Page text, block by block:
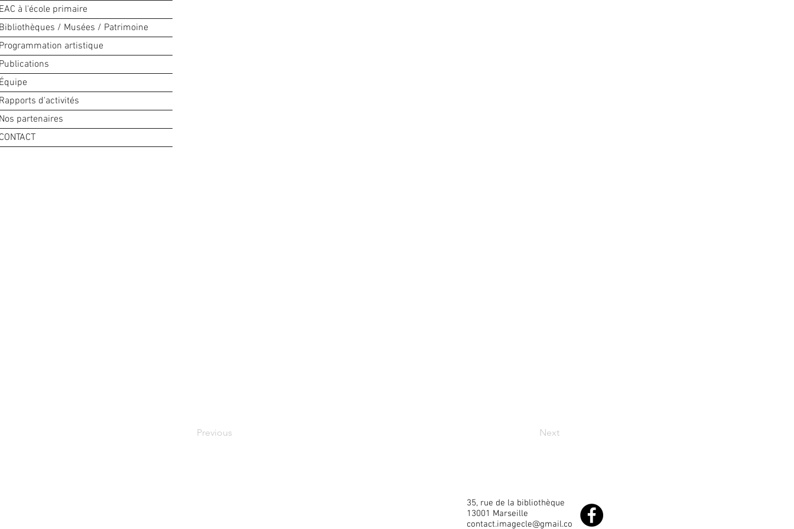
Previous Next
à l'école primaire
/ Musées / Patrimoine
artistique
d'activités
partenaires
35, rue de la bibliothèque
13001 Marseille
contact.imagecle@gmail.co